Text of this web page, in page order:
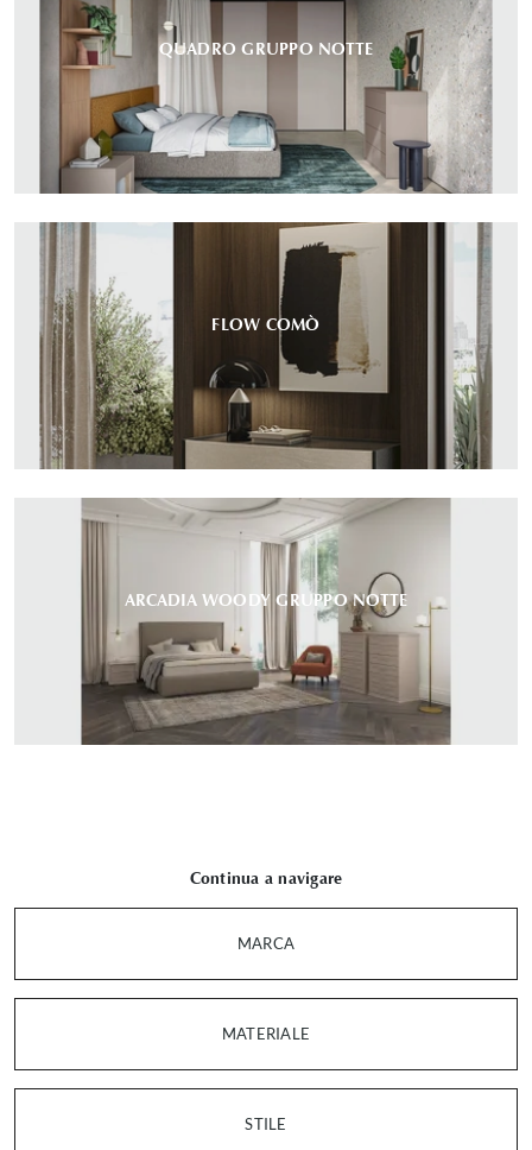
QUADRO GRUPPO NOTTE
FLOW COMÒ
ARCADIA WOODY GRUPPO NOTTE
Continua a navigare
MARCA
MATERIALE
STILE